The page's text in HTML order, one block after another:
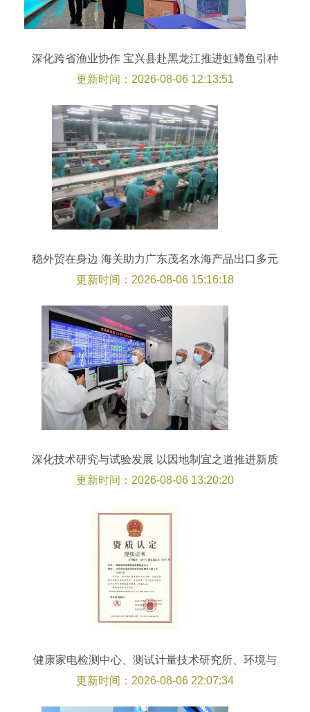
深化跨省渔业协作 宝兴县赴黑龙江推进虹鳟鱼引种
育种技术联合攻关
更新时间：2026-08-06 12:13:51
稳外贸在身边 海关助力广东茂名水海产品出口多元
化发展
更新时间：2026-08-06 15:16:18
深化技术研究与试验发展 以因地制宜之道推进新质
生产力建设
更新时间：2026-08-06 13:20:20
健康家电检测中心、测试计量技术研究所、环境与
健康相关产品检测所 技术研究引领行业未来
更新时间：2026-08-06 22:07:34